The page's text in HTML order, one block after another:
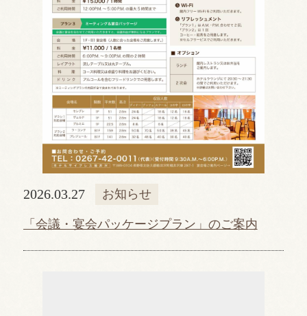
2026.03.27 お知らせ
「会議・宴会パッケージプラン」のご案内